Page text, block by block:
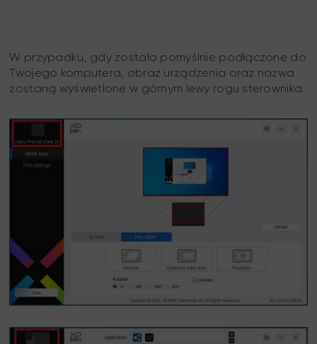
W przypadku, gdy zostało pomyślnie podłączone do
Twojego komputera, obraz urządzenia oraz nazwa
zostaną wyświetlone w górnym lewy rogu sterownika.